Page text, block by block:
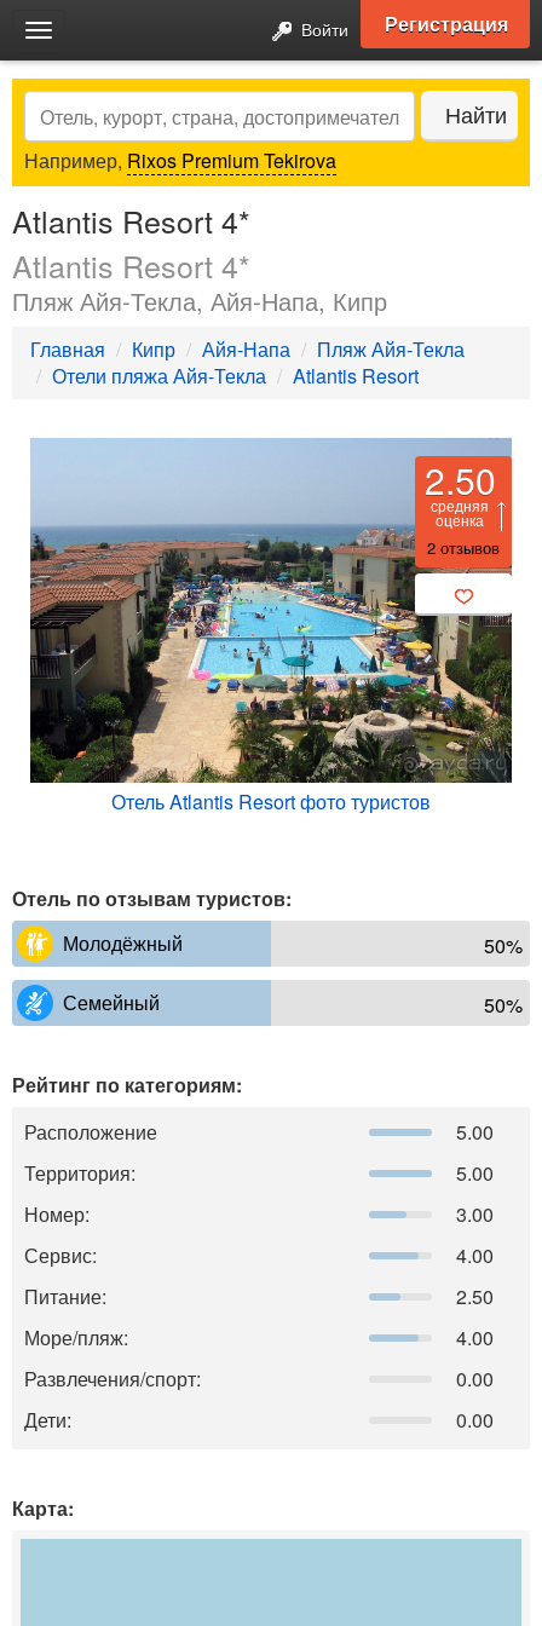
Toggle
navigation
Войти Регистрация
Search Найти
Например, Rixos Premium Tekirova
Atlantis Resort 4*
Atlantis Resort 4*
Пляж Айя-Текла, Айя-Напа, Кипр
Главная Кипр Айя-Напа
Пляж Айя-Текла
Отели пляжа Айя-Текла
Atlantis Resort
2.50
средняя
оценка
2 отзывов
Отель Atlantis Resort фото туристов
Отель по отзывам туристов:
Молодёжный
50%
Семейный 50%
Рейтинг по категориям:
Расположение
5.00
Территория:
5.00
Номер:
3.00
Сервис:
4.00
Питание:
2.50
Море/пляж:
4.00
Развлечения/спорт:
0.00
Дети:
0.00
Карта: